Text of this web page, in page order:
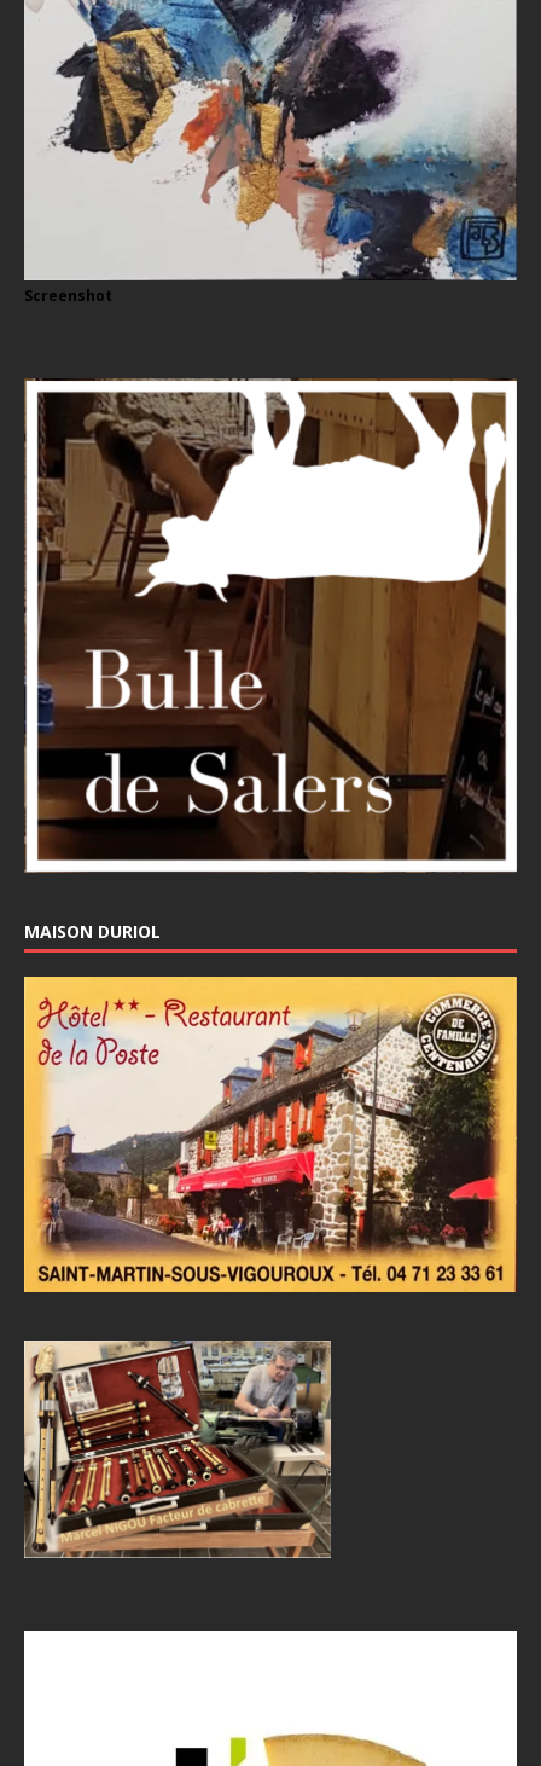
Screenshot
MAISON DURIOL